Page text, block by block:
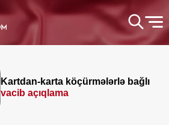
Kartdan-karta köçürmələrlə bağlı
vacib açıqlama